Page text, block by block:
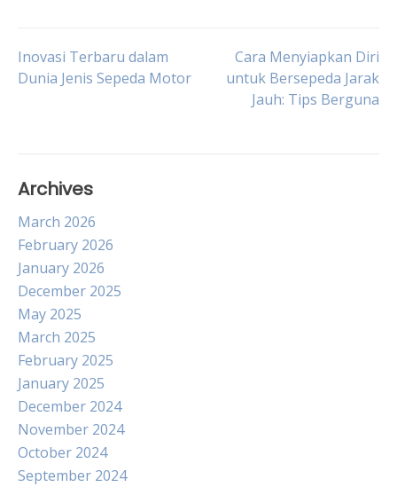
Post
Inovasi Terbaru dalam
Dunia Jenis Sepeda Motor
Cara Menyiapkan Diri
untuk Bersepeda Jarak
Jauh: Tips Berguna
Archives
March 2026
February 2026
January 2026
December 2025
May 2025
March 2025
February 2025
January 2025
December 2024
November 2024
October 2024
September 2024